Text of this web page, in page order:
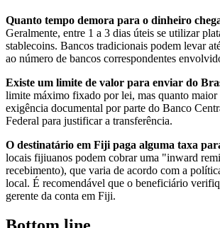
Quanto tempo demora para o dinheiro
Geralmente, entre 1 a 3 dias úteis se utilizar
stablecoins. Bancos tradicionais podem levar
ao número de bancos correspondentes
Existe um limite de valor para enviar do
limite máximo fixado por lei, mas quanto maior
exigência documental por parte do Banco
Federal para justificar a transferência.
O destinatário em Fiji paga alguma taxa
locais fijiuanos podem cobrar uma "inward
recebimento), que varia de acordo com a
local. É recomendável que o beneficiário
gerente da conta em Fiji.